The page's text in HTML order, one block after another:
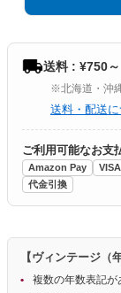
送料 : ¥750～
※北海道・沖
送料・配送
ご利用可能なお支
Amazon Pay VISA
代金引換
【ヴィンテージ（
複数の年数表記が